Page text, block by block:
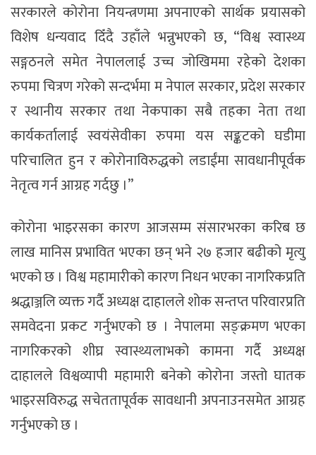
सरकारले कोरोना नियन्त्रणमा अपनाएको सार्थक प्रयासको
विशेष धन्यवाद दिँदै उहाँले भन्नुभएको छ, “विश्व स्वास्थ्य
सङ्गठनले समेत नेपाललाई उच्च जोखिममा रहेको देशका
रुपमा चित्रण गरेको सन्दर्भमा म नेपाल सरकार, प्रदेश सरकार
र स्थानीय सरकार तथा नेकपाका सबै तहका नेता तथा
कार्यकर्तालाई स्वयंसेवीका रुपमा यस सङ्कटको घडीमा
परिचालित हुन र कोरोनाविरुद्धको लडाईंमा सावधानीपूर्वक
नेतृत्व गर्न आग्रह गर्दछु ।”
कोरोना भाइरसका कारण आजसम्म संसारभरका करिब छ
लाख मानिस प्रभावित भएका छन् भने २७ हजार बढीको मृत्यु
भएको छ । विश्व महामारीको कारण निधन भएका नागरिकप्रति
श्रद्धाञ्जलि व्यक्त गर्दै अध्यक्ष दाहालले शोक सन्तप्त परिवारप्रति
समवेदना प्रकट गर्नुभएको छ । नेपालमा सङ्क्रमण भएका
नागरिकरको शीघ्र स्वास्थ्यलाभको कामना गर्दै अध्यक्ष
दाहालले विश्वव्यापी महामारी बनेको कोरोना जस्तो घातक
भाइरसविरुद्ध सचेततापूर्वक सावधानी अपनाउनसमेत आग्रह
गर्नुभएको छ ।